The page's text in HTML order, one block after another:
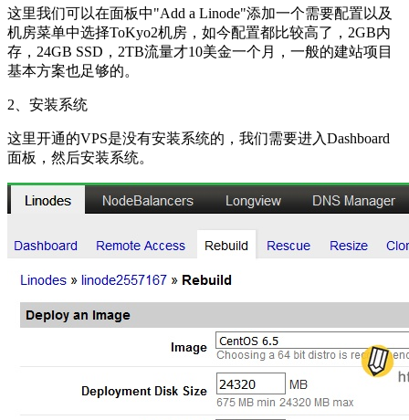
这里我们可以在面板中"Add a Linode"添加一个需要配置以及
机房菜单中选择ToKyo2机房，如今配置都比较高了，2GB内
存，24GB SSD，2TB流量才10美金一个月，一般的建站项目
基本方案也足够的。
2、安装系统
这里开通的VPS是没有安装系统的，我们需要进入Dashboard
面板，然后安装系统。